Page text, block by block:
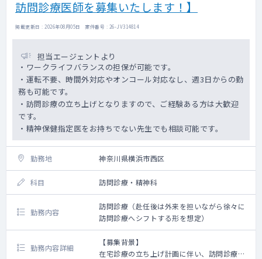
【訪問診療】
・スタッフ数：医師2名、看護師3名、医療事
務3名
・訪問先割合：居宅9割、施設1割
・患者数：150名ほど
・主な疾患：神経疾患（認知症やパーキンソ
ンなど難病）8割以上、そのほか内科系疾患
・看取り：年間15件ほど
・診療体制：医師＋看護師の2名体制（運転は
・診療範囲：半径8㎞
・夜間体制：常勤医が自宅でオンコール待機
→出動は当直連携基盤が対応します
・オンコール対応頻度：月～金の夜間5日間の
平均2～3件、土日は平均2～3件
※主治医制ではありません
・診療日：（火曜・水曜AM・隔週木曜）
・外来患者数：1日20名（半日10名）前後
訪問診療医師を募集いたします！】
掲載更新日 : 2026年08月05日 案件番号 : 26-JV314814
担当エージェントより
・ワークライフバランスの担保が可能です。
・運転不要、時間外対応やオンコール対応なし、週3日からの勤
務も可能です。
・訪問診療の立ち上げとなりますので、ご経験ある方は大歓迎
です。
・精神保健指定医をお持ちでない先生でも相談可能です。
勤務地 神奈川県横浜市西区
科目 訪問診療・精神科
勤務内容
訪問診療（赴任後は外来を担いながら徐々に
訪問診療へシフトする形を想定）
勤務内容詳細
【募集背景】
在宅診療の立ち上げ計画に伴い、訪問診療医